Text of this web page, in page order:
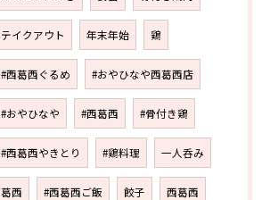
テイクアウト 年末年始 鶏
#西葛西ぐるめ #おやひなや西葛西店
#おやひなや #西葛西 #骨付き鶏
#西葛西やきとり #鶏料理 一人呑み
葛西 #西葛西ご飯 餃子 西葛西